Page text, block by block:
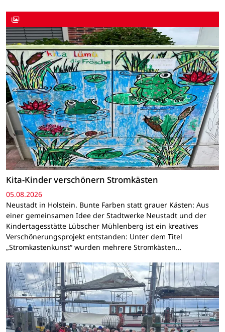
Kita-Kinder verschönern Stromkästen
05.08.2026
Neustadt in Holstein. Bunte Farben statt grauer Kästen: Aus
einer gemeinsamen Idee der Stadtwerke Neustadt und der
Kindertagesstätte Lübscher Mühlenberg ist ein kreatives
Verschönerungsprojekt entstanden: Unter dem Titel
„Stromkastenkunst“ wurden mehrere Stromkästen…